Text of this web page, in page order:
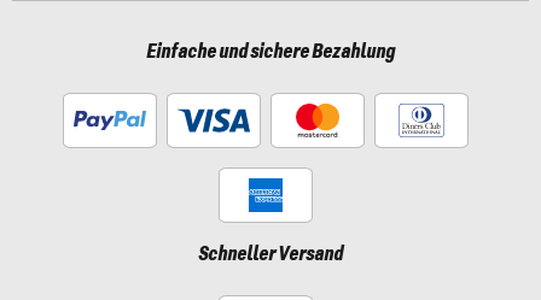
Einfache und sichere Bezahlung
Schneller Versand